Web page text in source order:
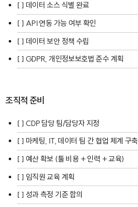
[ ] 데이터 소스 식별 완료
[ ] API 연동 가능 여부 확인
[ ] 데이터 보안 정책 수립
[ ] GDPR, 개인정보보호법 준수 계획
조직적 준비
[ ] CDP 담당 팀/담당자 지정
[ ] 마케팅, IT, 데이터 팀 간 협업 체계 구축
[ ] 예산 확보 (툴 비용 + 인력 + 교육)
[ ] 임직원 교육 계획
[ ] 성과 측정 기준 합의